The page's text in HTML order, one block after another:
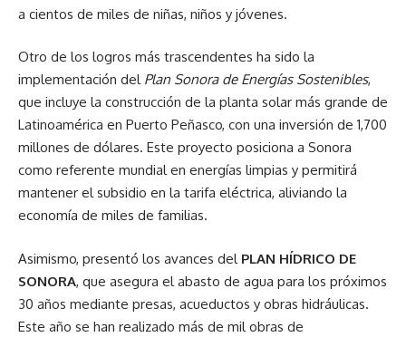
a cientos de miles de niñas, niños y jóvenes.
Otro de los logros más trascendentes ha sido la
implementación del Plan Sonora de Energías Sostenibles,
que incluye la construcción de la planta solar más grande de
Latinoamérica en Puerto Peñasco, con una inversión de 1,700
millones de dólares. Este proyecto posiciona a Sonora
como referente mundial en energías limpias y permitirá
mantener el subsidio en la tarifa eléctrica, aliviando la
economía de miles de familias.
Asimismo, presentó los avances del PLAN HÍDRICO DE
SONORA, que asegura el abasto de agua para los próximos
30 años mediante presas, acueductos y obras hidráulicas.
Este año se han realizado más de mil obras de